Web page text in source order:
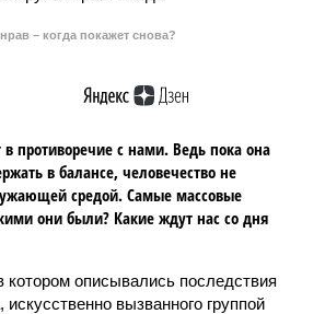
– когда покажет снова?
в противоречие с нами. Ведь пока она
в балансе, человечество не
средой. Самые массовые
они были? Какие ждут нас со дня
котором описывались последствия
вызванного группой